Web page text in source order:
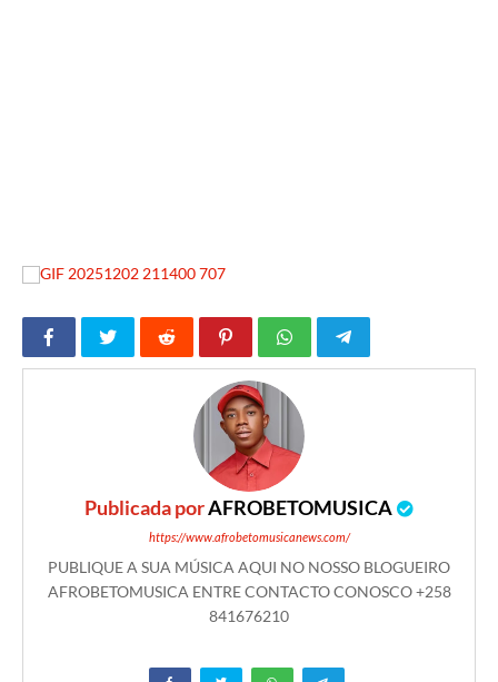
Publicada porAFROBETOMUSICA
https://www.afrobetomusicanews.com/
PUBLIQUE A SUA MÚSICA AQUI NO NOSSO BLOGUEIRO
AFROBETOMUSICA ENTRE CONTACTO CONOSCO +258
841676210